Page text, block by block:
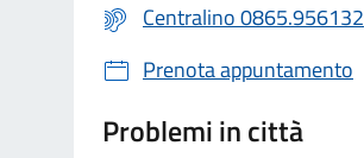
Centralino 0865.956132
Prenota appuntamento
Problemi in città